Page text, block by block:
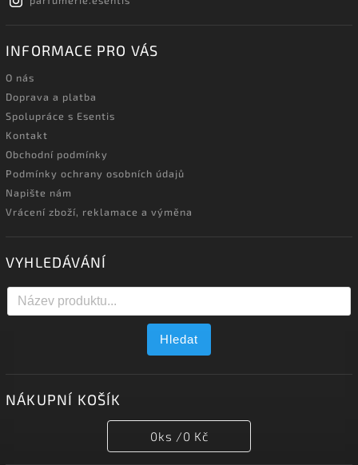
INFORMACE PRO VÁS
O nás
Doprava a platba
Spolupráce s Esentis
Kontakt
Obchodní podmínky
Podmínky ochrany osobních údajů
Napište nám
Vrácení zboží, reklamace a výměna
VYHLEDÁVÁNÍ
Hledat
NÁKUPNÍ KOŠÍK
0ks /0 Kč